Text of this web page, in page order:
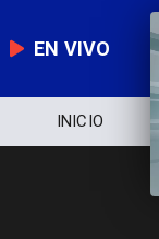
EN VIVO
INICIO